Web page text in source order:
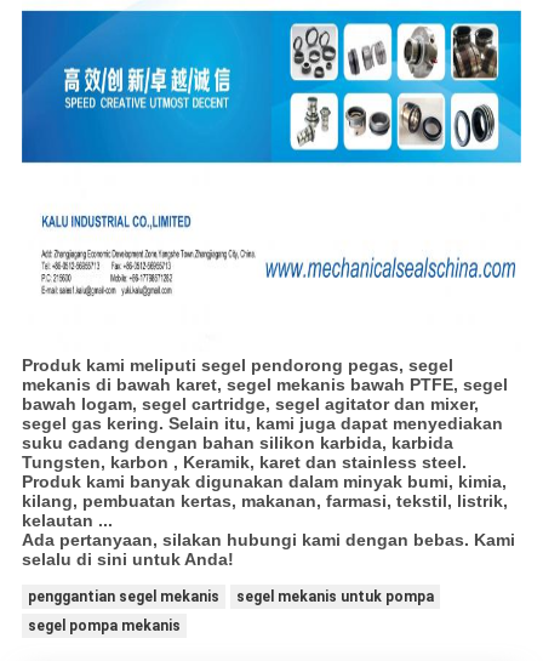
Produk kami meliputi segel pendorong pegas, segel
mekanis di bawah karet, segel mekanis bawah PTFE, segel
bawah logam, segel cartridge, segel agitator dan mixer,
segel gas kering. Selain itu, kami juga dapat menyediakan
suku cadang dengan bahan silikon karbida, karbida
Tungsten, karbon , Keramik, karet dan stainless steel.
Produk kami banyak digunakan dalam minyak bumi, kimia,
kilang, pembuatan kertas, makanan, farmasi, tekstil, listrik,
kelautan ...
Ada pertanyaan, silakan hubungi kami dengan bebas. Kami
selalu di sini untuk Anda!
penggantian segel mekanis
segel mekanis untuk pompa
segel pompa mekanis